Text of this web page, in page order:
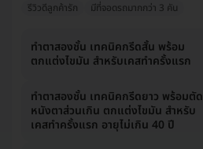
รีวิวดีลูกค้ารัก
มีที่จอดรถมากกว่า 3 คัน
ทำตาสองชั้น เทคนิคกรีดสั้น พร้อม
ตกแต่งไขมัน สำหรับเคสทำครั้งแรก
ทำตาสองชั้น เทคนิคกรีดยาว พร้อมตัด
หนังตาส่วนเกิน ตกแต่งไขมัน สำหรับ
เคสทำครั้งแรก อายุไม่เกิน 40 ปี